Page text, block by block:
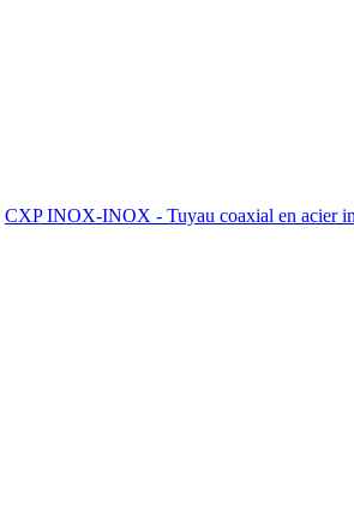
CXP INOX-INOX - Tuyau coaxial en acier